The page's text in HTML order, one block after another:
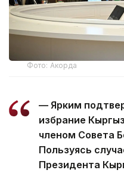
Фото: Акорда
— Ярким
избрание
членом Совета
Пользуясь
Президента